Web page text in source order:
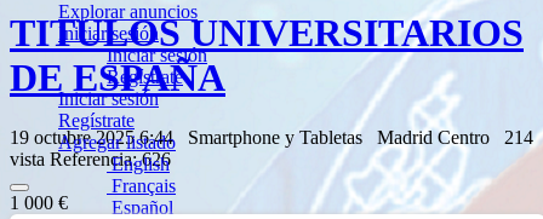
Explorar anuncios
Iniciar sesión
Iniciar sesión
Regístrate
Iniciar sesión
Regístrate
Agregar listado
English
Français
Español
TITULOS UNIVERSITARIOS
DE ESPAÑA
19 octubre 2025 6:44 Smartphone y Tabletas Madrid Centro
214
vista Referencia: 626
1 000 €